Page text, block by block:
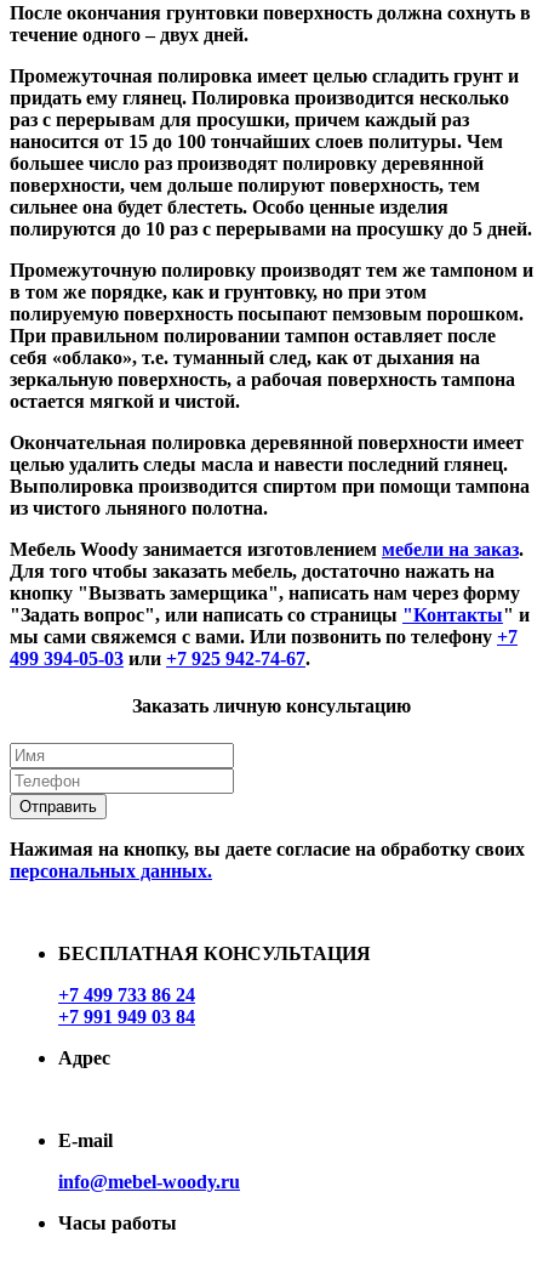
После окончания грунтовки поверхность должна сохнуть в
течение одного – двух дней.
Промежуточная полировка имеет целью сгладить грунт и
придать ему глянец. Полировка производится несколько
раз с перерывам для просушки, причем каждый раз
наносится от 15 до 100 тончайших слоев политуры. Чем
большее число раз производят полировку деревянной
поверхности, чем дольше полируют поверхность, тем
сильнее она будет блестеть. Особо ценные изделия
полируются до 10 раз с перерывами на просушку до 5 дней.
Промежуточную полировку производят тем же тампоном и
в том же порядке, как и грунтовку, но при этом
полируемую поверхность посыпают пемзовым порошком.
При правильном полировании тампон оставляет после
себя «облако», т.е. туманный след, как от дыхания на
зеркальную поверхность, а рабочая поверхность тампона
остается мягкой и чистой.
Окончательная полировка деревянной поверхности имеет
целью удалить следы масла и навести последний глянец.
Выполировка производится спиртом при помощи тампона
из чистого льняного полотна.
Мебель Woody занимается изготовлением мебели на заказ.
Для того чтобы заказать мебель, достаточно нажать на
кнопку "Вызвать замерщика", написать нам через форму
"Задать вопрос", или написать со страницы "Контакты" и
мы сами свяжемся с вами. Или позвонить по телефону +7
499 394-05-03 или +7 925 942-74-67.
Заказать личную консультацию
Отправить
Нажимая на кнопку, вы даете согласие на обработку своих
персональных данных.
БЕСПЛАТНАЯ КОНСУЛЬТАЦИЯ
+7 499 733 86 24
+7 991 949 03 84
Адрес
E-mail
info@mebel-woody.ru
Часы работы